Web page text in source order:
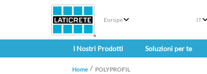
Europe IT
I Nostri Prodotti Soluzioni per te
Home POLYPROFIL